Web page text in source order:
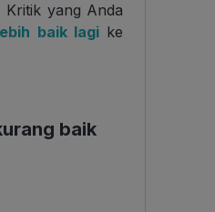
Kritik yang Anda
baik lagike
baik